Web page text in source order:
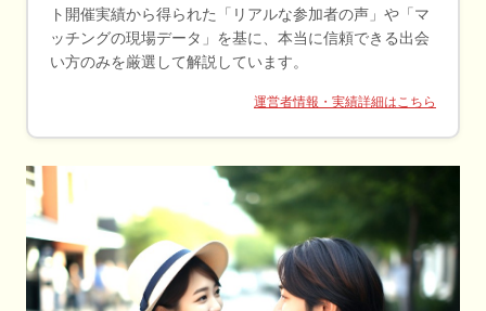
ト開催実績から得られた「リアルな参加者の声」や「マ
ッチングの現場データ」を基に、本当に信頼できる出会
い方のみを厳選して解説しています。
運営者情報・実績詳細はこちら